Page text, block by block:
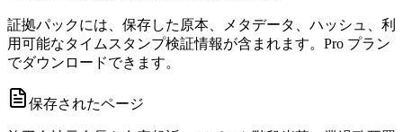
証拠パックには、保存した原本、メタデータ、ハッシュ、利
用可能なタイムスタンプ検証情報が含まれます。Pro プラン
でダウンロードできます。
保存されたページ